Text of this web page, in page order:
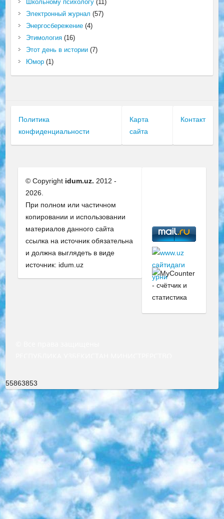
Школьному психологу(11)
Электронный журнал (57)
Энергосбережение(4)
Этимология(16)
Этот день в истории(7)
Юмор(1)
Политика
конфиденциальности
Карта
сайта
Контакт
© Copyright idum.uz. 2012 -
2026.
При полном или частичном
копировании и использовании
материалов данного сайта
ссылка на источник обязательна
и должна выглядеть в виде
источник: idum.uz
55863853